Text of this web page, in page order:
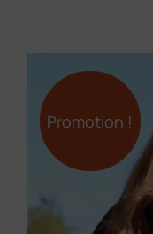
Promotion !